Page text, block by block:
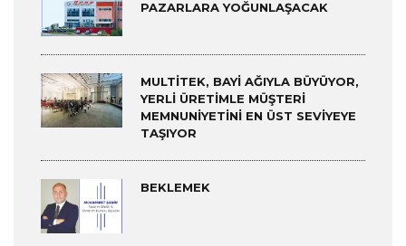
PAZARLARA YOĞUNLAŞACAK
MULTITEK, BAYI AĞIYLA BÜYÜYOR,
YERLI ÜRETIMLE MÜŞTERI
MEMNUNIYETINI EN ÜST SEVIYEYE
TAŞIYOR
BEKLEMEK